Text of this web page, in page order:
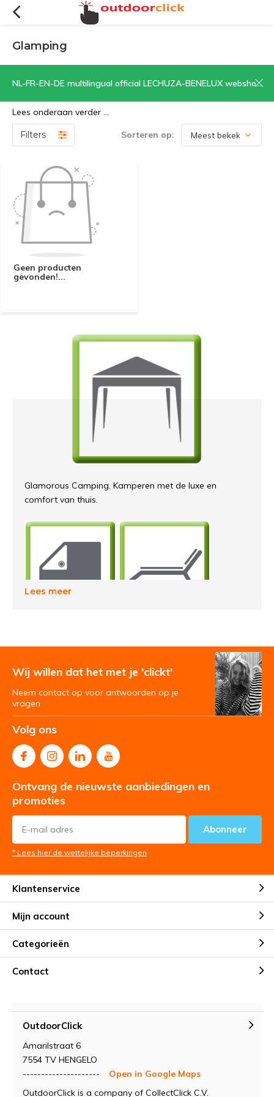
NL-FR-EN-DE multilingual official LECHUZA-BENELUX webshop | CLICK HERE NOW!
Glamping
thuis.
Lees onderaan verder ...
Filters Sorteren op:
Geen producten
gevonden!...
Glamorous Camping. Kamperen met de luxe en
comfort van thuis.
Wil je het beter hebben dan thuis, Met de artikelen van
Lees meer
Wij willen dat het met je 'clickt'
Neem contact op voor antwoorden op je
vragen
Volg ons
Ontvang de nieuwste aanbiedingen en
promoties
Abonneer
* Lees hier de wettelijke beperkingen
Klantenservice
Mijn account
Categorieën
Contact
OutdoorClick
Amarilstraat 6
7554 TV HENGELO
---------------------
Open in Google Maps
OutdoorClick is a company of CollectClick C.V.